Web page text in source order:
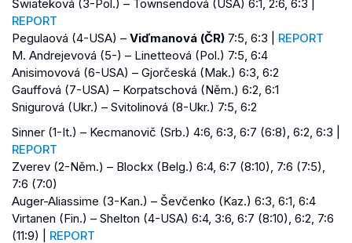
Šwiateková (3-Pol.) – Townsendová (USA) 6:1, 2:6, 6:3 |
REPORT
Pegulaová (4-USA) – Viďmanová (ČR) 7:5, 6:3 | REPORT
M. Andrejevová (5-) – Linetteová (Pol.) 7:5, 6:4
Anisimovová (6-USA) – Gjorčeská (Mak.) 6:3, 6:2
Gauffová (7-USA) – Korpatschová (Něm.) 6:2, 6:1
Snigurová (Ukr.) – Svitolinová (8-Ukr.) 7:5, 6:2
Sinner (1-It.) – Kecmanovič (Srb.) 4:6, 6:3, 6:7 (6:8), 6:2, 6:3 |
REPORT
Zverev (2-Něm.) – Blockx (Belg.) 6:4, 6:7 (8:10), 7:6 (7:5),
7:6 (7:0)
Auger-Aliassime (3-Kan.) – Ševčenko (Kaz.) 6:3, 6:1, 6:4
Virtanen (Fin.) – Shelton (4-USA) 6:4, 3:6, 6:7 (8:10), 6:2, 7:6
(11:9) | REPORT